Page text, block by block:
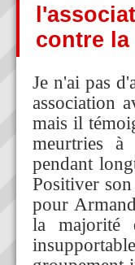
contre la
Je n'ai pas
association
mais il
meurtries
pendant
Positiver
pour
la majorité